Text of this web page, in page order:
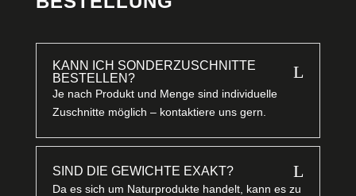
KANN ICH SONDERZUSCHNITTE
BESTELLEN?
L
Je nach Produkt und Menge sind individuelle
Zuschnitte möglich – kontaktiere uns gern.
SIND DIE GEWICHTE EXAKT? L
Da es sich um Naturprodukte handelt, kann es zu